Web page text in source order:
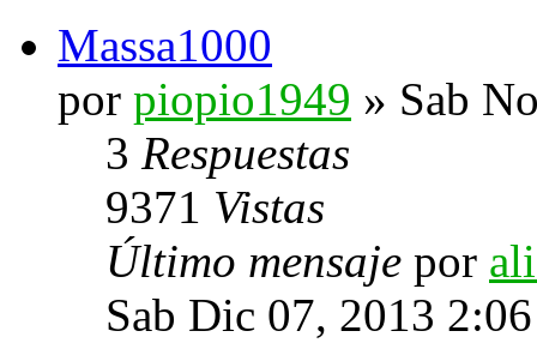
Massa1000
por piopio1949 » Sab
3 Respuestas
9371 Vistas
Último mensaje por
Sab Dic 07, 2013